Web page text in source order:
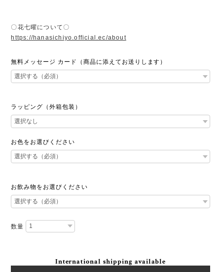
〇花七曜について〇
https://hanasichiyo.official.ec/about
無料メッセージ カード（商品に添えてお送りします）
ラッピング（外箱包装）
お色をお選びください
お飲み物をお選びください
数量
International shipping available